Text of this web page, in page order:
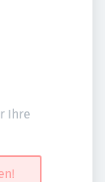
Ihre